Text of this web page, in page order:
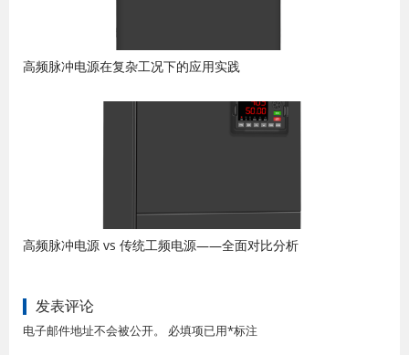
高频脉冲电源在复杂工况下的应用实践
高频脉冲电源 vs 传统工频电源——全面对比分析
发表评论
电子邮件地址不会被公开。 必填项已用*标注